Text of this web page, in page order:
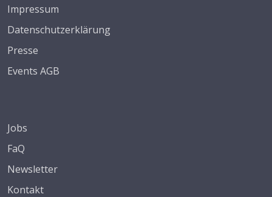
Impressum
Datenschutzerklärung
Presse
Events AGB
Jobs
FaQ
Newsletter
Kontakt